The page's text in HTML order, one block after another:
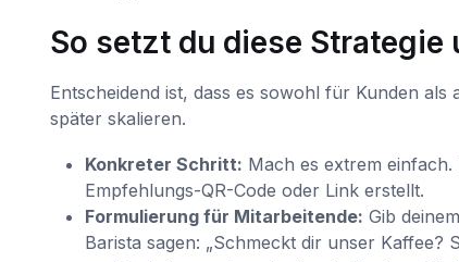
So setzt du diese Strategie
Entscheidend ist, dass es sowohl für Kunden
später skalieren.
Konkreter Schritt: Mach es extrem einfach.
Empfehlungs-QR-Code oder Link erstellt.
Formulierung für Mitarbeitende: Gib
Barista sagen: „Schmeckt dir unser